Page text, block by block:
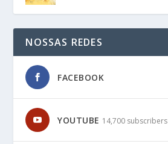
NOSSAS REDES
FACEBOOK
YOUTUBE 14,700 subscribers